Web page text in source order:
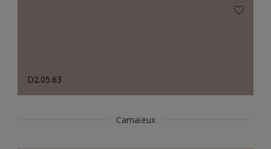
D2.05.63
Camaïeux